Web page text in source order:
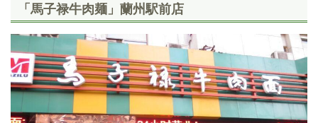
「馬子禄牛肉麺」蘭州駅前店